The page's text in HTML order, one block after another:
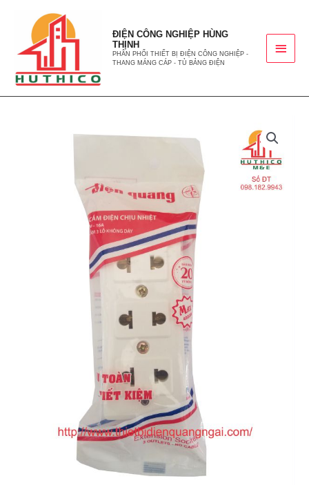
ĐIỆN CÔNG NGHIỆP HÙNG
THỊNH
PHÂN PHỐI THIẾT BỊ ĐIỆN CÔNG NGHIỆP -
THANG MÁNG CÁP - TỦ BẢNG ĐIỆN